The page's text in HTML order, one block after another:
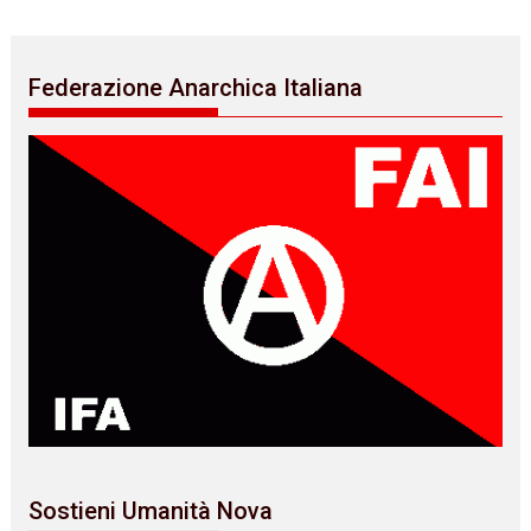
Federazione Anarchica Italiana
Sostieni Umanità Nova